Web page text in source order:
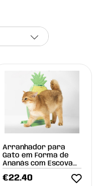
Arranhador para
Gato em Forma de
Ananás com Escova
€22.40